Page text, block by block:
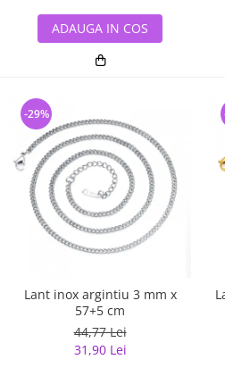
ADAUGA IN COS
Lant inox argintiu 3 mm x
57+5 cm
44,77 Lei
31,90 Lei
-29%